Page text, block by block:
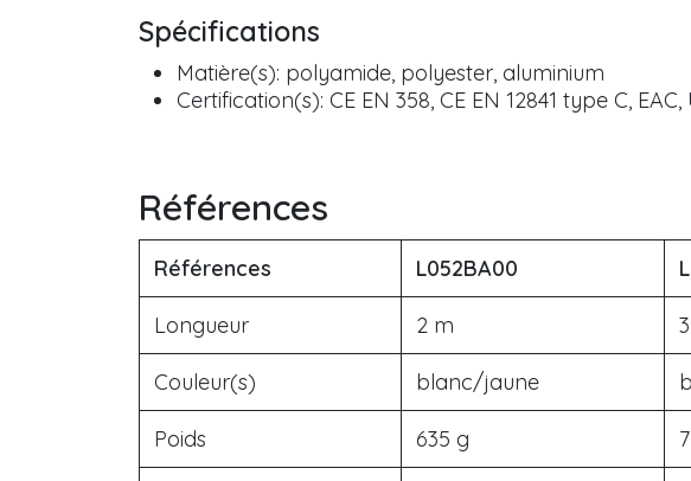
Spécifications
Matière(s): polyamide, polyester, aluminium
Certification(s): CE EN 358, CE EN 12841 type C, EAC,
Références
Références L052BA00
Longueur 2 m
Couleur(s) blanc/jaune
Poids 635 g